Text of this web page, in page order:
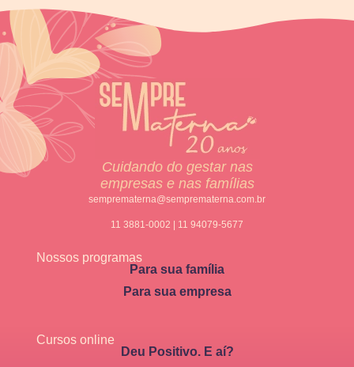
Cuidando do gestar nas
empresas e nas famílias
semprematerna@semprematerna.com.br
11 3881-0002 | 11 94079-5677
Nossos programas
Para sua família
Para sua empresa
Cursos online
Deu Positivo. E aí?